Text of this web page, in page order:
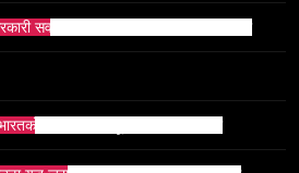
पुनर्स्थापना कूटनीति: एक नयाँ
वैश्विक अभियान
सवारीसाधनबाट समेत कालो सिसा हटाइयो
इतिहासमा ‘मयूर सिंहासन’को कथा